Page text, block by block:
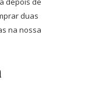
duas
na nossa